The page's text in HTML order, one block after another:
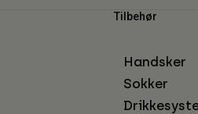
Tilbehør
Handsker
Sokker